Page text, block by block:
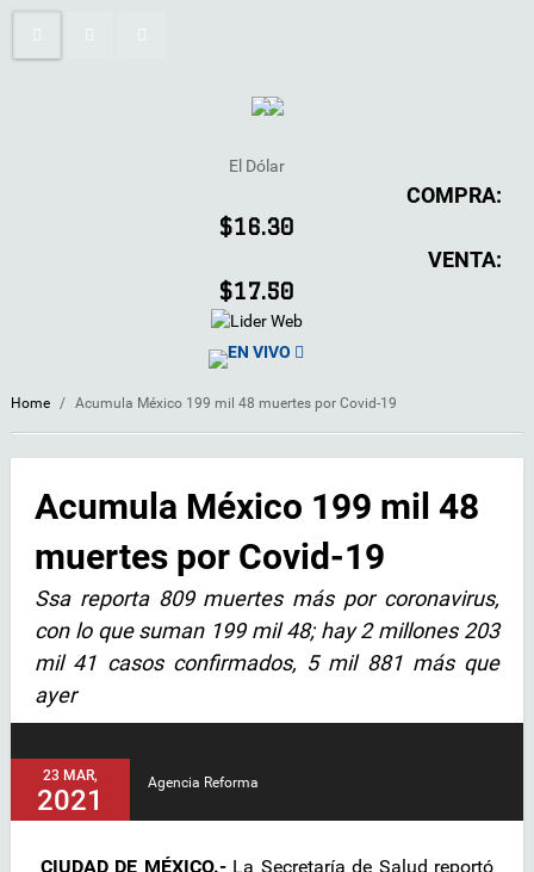
El Dólar
COMPRA:
$16.30
VENTA:
$17.50
EN VIVO
Home / Acumula México 199 mil 48 muertes por Covid-19
Acumula México 199 mil 48
muertes por Covid-19
Ssa reporta 809 muertes más por coronavirus,
con lo que suman 199 mil 48; hay 2 millones 203
mil 41 casos confirmados, 5 mil 881 más que
ayer
23 MAR,
2021
Agencia Reforma
CIUDAD DE MÉXICO.- La Secretaría de Salud reportó